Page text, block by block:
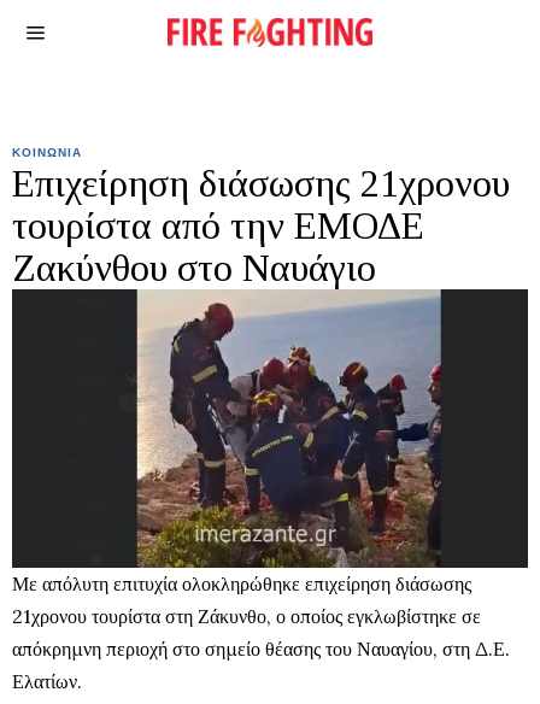
ΚΟΙΝΩΝΙΑ
Επιχείρηση διάσωσης 21χρονου
τουρίστα από την ΕΜΟΔΕ
Ζακύνθου στο Ναυάγιο
Με απόλυτη επιτυχία ολοκληρώθηκε επιχείρηση διάσωσης
21χρονου τουρίστα στη Ζάκυνθο, ο οποίος εγκλωβίστηκε σε
απόκρημνη περιοχή στο σημείο θέασης του Ναυαγίου, στη Δ.Ε.
Ελατίων.